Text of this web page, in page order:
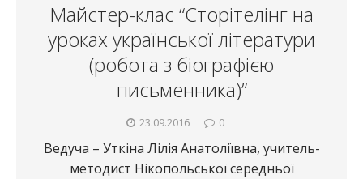
Майстер-клас “Сторітелінг на
уроках української літератури
(робота з біографією
письменника)”
23.09.2016 0
Ведуча – Уткіна Лілія Анатоліївна, учитель-
методист Нікопольської середньої